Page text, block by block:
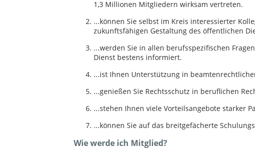
1,3 Millionen Mitgliedern wirksam vertreten.
...können Sie selbst im Kreis interessierter
zukunftsfähigen Gestaltung des öffentlichen
...werden Sie in allen berufsspezifischen
Dienst bestens informiert.
...ist Ihnen Unterstützung in
...genießen Sie Rechtsschutz in beruflichen
...stehen Ihnen viele Vorteilsangebote starker
...können Sie auf das breitgefächerte
Wie werde ich Mitglied?